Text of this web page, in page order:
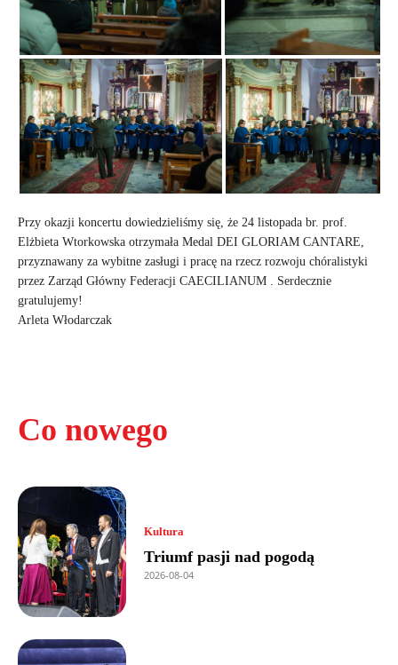
Co nowego
Kultura
Triumf pasji nad pogodą
2026-08-04
Przy okazji koncertu dowiedzieliśmy się, że 24 listopada br. prof.
Elżbieta Wtorkowska otrzymała Medal DEI GLORIAM CANTARE,
przyznawany za wybitne zasługi i pracę na rzecz rozwoju chóralistyki
przez Zarząd Główny Federacji CAECILIANUM . Serdecznie
gratulujemy!
Arleta Włodarczak